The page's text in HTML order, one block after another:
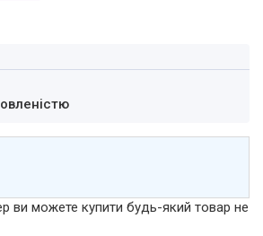
ви можете купити будь-який товар не